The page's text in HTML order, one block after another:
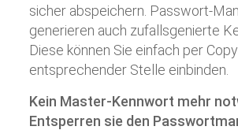
sicher abspeichern. Passwort-
generieren auch zufallsgenierte
Diese können Sie einfach per
entsprechender Stelle einbinden.
Kein Master-Kennwort mehr
Entsperren sie den